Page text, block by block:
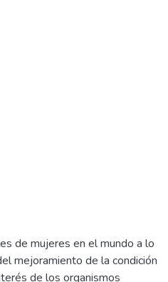
de mujeres en el mundo a lo
mejoramiento de la condición
de los organismos